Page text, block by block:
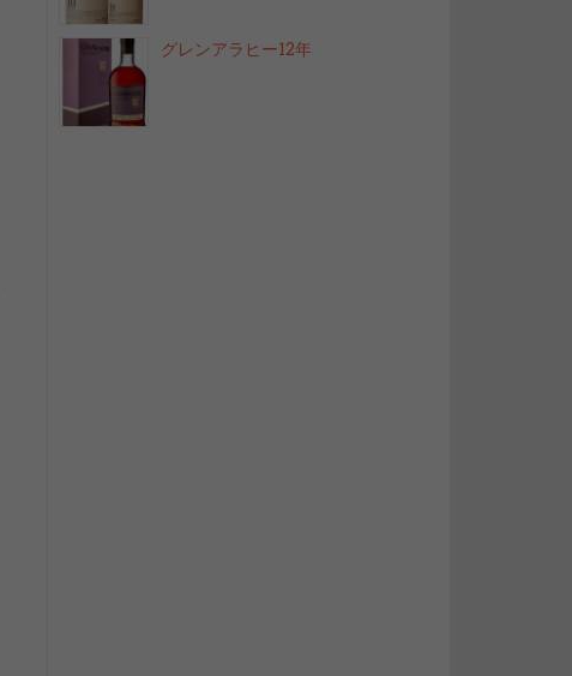
グレンアラヒー12年